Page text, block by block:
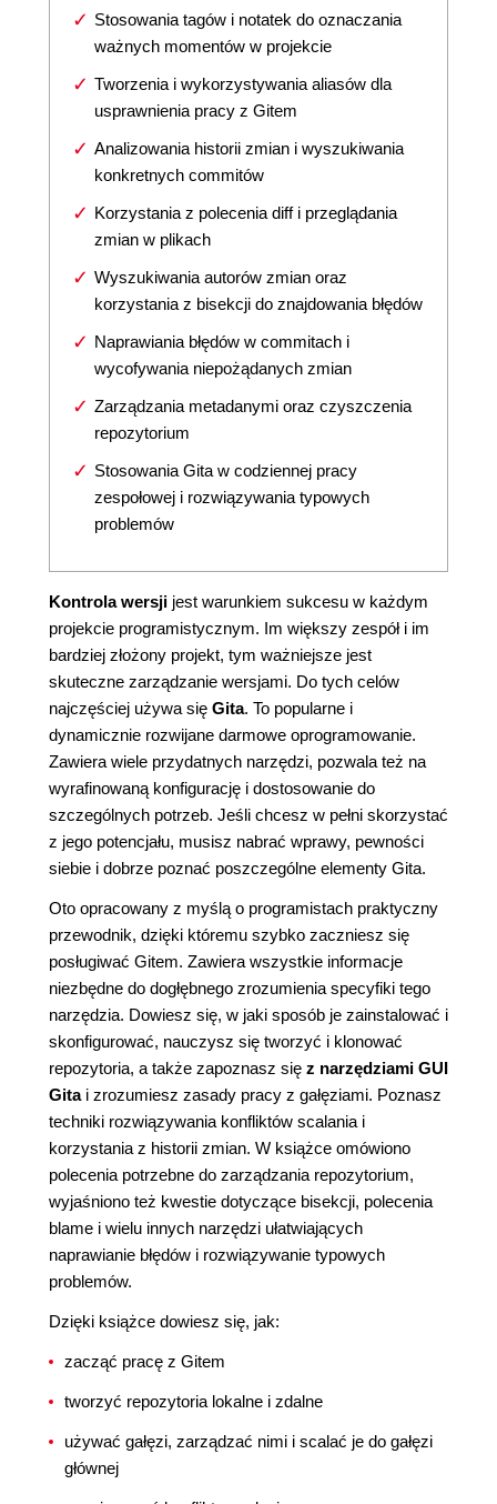
Stosowania tagów i notatek do oznaczania
ważnych momentów w projekcie
Tworzenia i wykorzystywania aliasów dla
usprawnienia pracy z Gitem
Analizowania historii zmian i wyszukiwania
konkretnych commitów
Korzystania z polecenia diff i przeglądania
zmian w plikach
Wyszukiwania autorów zmian oraz
korzystania z bisekcji do znajdowania błędów
Naprawiania błędów w commitach i
wycofywania niepożądanych zmian
Zarządzania metadanymi oraz czyszczenia
repozytorium
Stosowania Gita w codziennej pracy
zespołowej i rozwiązywania typowych
problemów
Kontrola wersji jest warunkiem sukcesu w każdym
projekcie programistycznym. Im większy zespół i im
bardziej złożony projekt, tym ważniejsze jest
skuteczne zarządzanie wersjami. Do tych celów
najczęściej używa się Gita. To popularne i
dynamicznie rozwijane darmowe oprogramowanie.
Zawiera wiele przydatnych narzędzi, pozwala też na
wyrafinowaną konfigurację i dostosowanie do
szczególnych potrzeb. Jeśli chcesz w pełni skorzystać
z jego potencjału, musisz nabrać wprawy, pewności
siebie i dobrze poznać poszczególne elementy Gita.
Oto opracowany z myślą o programistach praktyczny
przewodnik, dzięki któremu szybko zaczniesz się
posługiwać Gitem. Zawiera wszystkie informacje
niezbędne do dogłębnego zrozumienia specyfiki tego
narzędzia. Dowiesz się, w jaki sposób je zainstalować i
skonfigurować, nauczysz się tworzyć i klonować
repozytoria, a także zapoznasz się z narzędziami GUI
Gitai zrozumiesz zasady pracy z gałęziami. Poznasz
techniki rozwiązywania konfliktów scalania i
korzystania z historii zmian. W książce omówiono
polecenia potrzebne do zarządzania repozytorium,
wyjaśniono też kwestie dotyczące bisekcji, polecenia
blame i wielu innych narzędzi ułatwiających
naprawianie błędów i rozwiązywanie typowych
problemów.
Dzięki książce dowiesz się, jak:
zacząć pracę z Gitem
tworzyć repozytoria lokalne i zdalne
używać gałęzi, zarządzać nimi i scalać je do gałęzi
głównej